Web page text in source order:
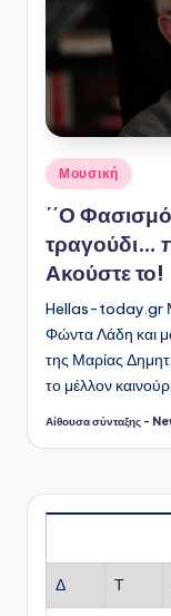
Αναρτήθηκε
σε
Μουσική
΄΄Ο
τραγούδι…
Ακούστε το!
Hellas-today.gr
Φώντα Λάδη και
της Μαρίας
το μέλλον
Συγγραφέας:
Αίθουσα σύνταξης -
Δ Τ